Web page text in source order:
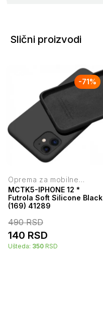
Slični proizvodi
-71%
Oprema za mobilne
telefone
MCTK5-IPHONE 12 *
Futrola Soft Silicone Black
(169) 41289
490RSD
140 RSD
Ušteda: 350 RSD